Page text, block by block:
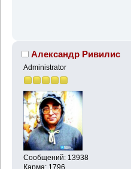
Александр Ривилис
Administrator
Сообщений: 13938